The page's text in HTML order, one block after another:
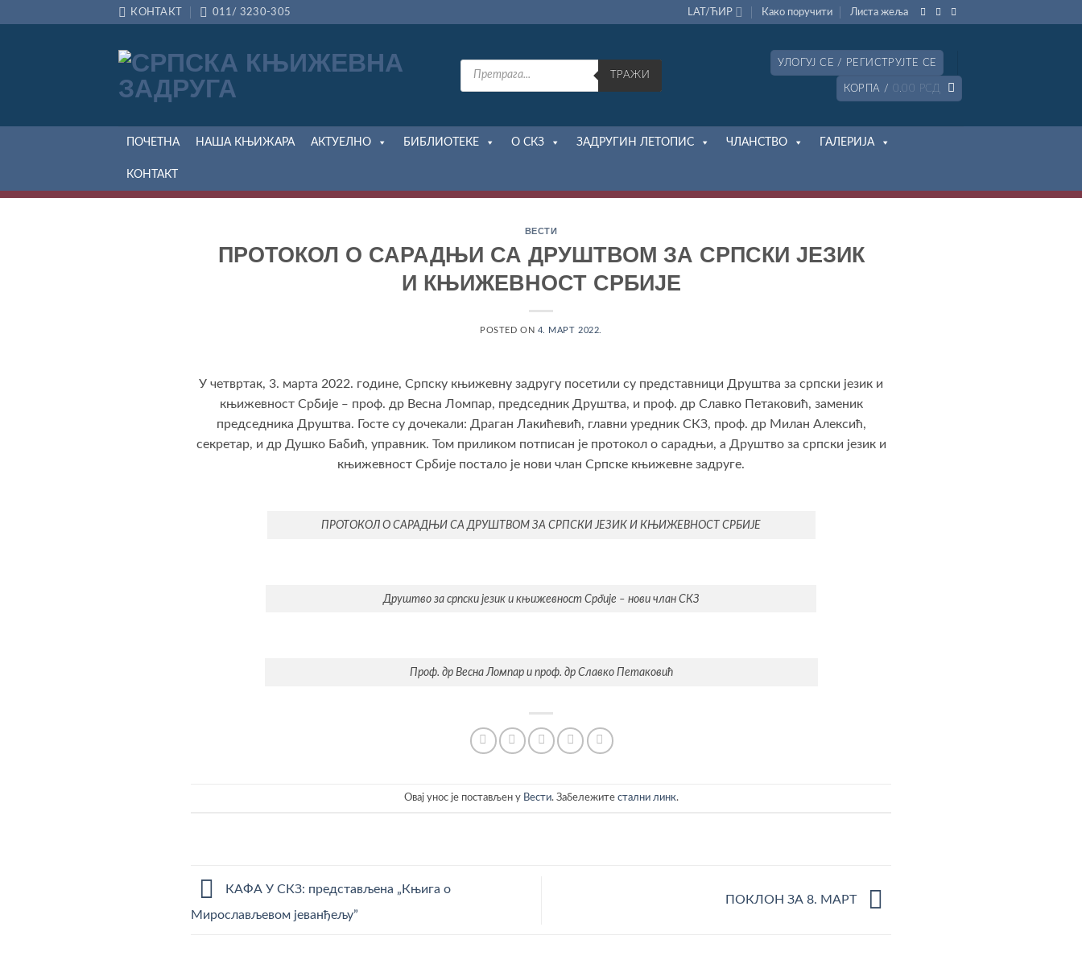
КОНТАКТ 011/ 3230-305 LAT/ЋИР Како поручити Листa жеља
Products
search
ТРАЖИ
УЛОГУЈ СЕ / РЕГИСТРУЈТЕ СЕ
КОРПА / 0.00 РСД
ПОЧЕТНА НАША КЊИЖАРА АКТУЕЛНО БИБЛИОТЕКЕ О СКЗ ЗАДРУГИН ЛЕТОПИС ЧЛАНСТВО ГАЛЕРИЈА
КОНТАКТ
ВЕСТИ
ПРОТОКОЛ О САРАДЊИ СА ДРУШТВОМ ЗА СРПСКИ ЈЕЗИК
И КЊИЖЕВНОСТ СРБИЈЕ
POSTED ON 4. МАРТ 2022.
У четвртак, 3. марта 2022. године, Српску књижевну задругу посетили су представници Друштва за српски језик и
књижевност Србије ‒ проф. др Весна Ломпар, председник Друштва, и проф. др Славко Петаковић, заменик
председника Друштва. Госте су дочекали: Драган Лакићевић, главни уредник СКЗ, проф. др Милан Алексић,
секретар, и др Душко Бабић, управник. Том приликом потписан је протокол о сарадњи, а Друштво за српски језик и
књижевност Србије постало је нови члан Српске књижевне задруге.
ПРОТОКОЛ О САРАДЊИ СА ДРУШТВОМ ЗА СРПСКИ ЈЕЗИК И КЊИЖЕВНОСТ СРБИЈЕ
Друштво за српски језик и књижевност Србије ‒ нови члан СКЗ
Проф. др Весна Ломпар и проф. др Славко Петаковић
Овај унос је постављен у Вести. Забележите стални линк.
КАФА У СКЗ: представљена „Књига о
Мирослављевом јеванђељуˮ
ПОКЛОН ЗА 8. МАРТ